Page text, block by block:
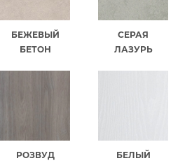
БЕЖЕВЫЙ
БЕТОН
СЕРАЯ
ЛАЗУРЬ
РОЗВУД
БЕЛЫЙ